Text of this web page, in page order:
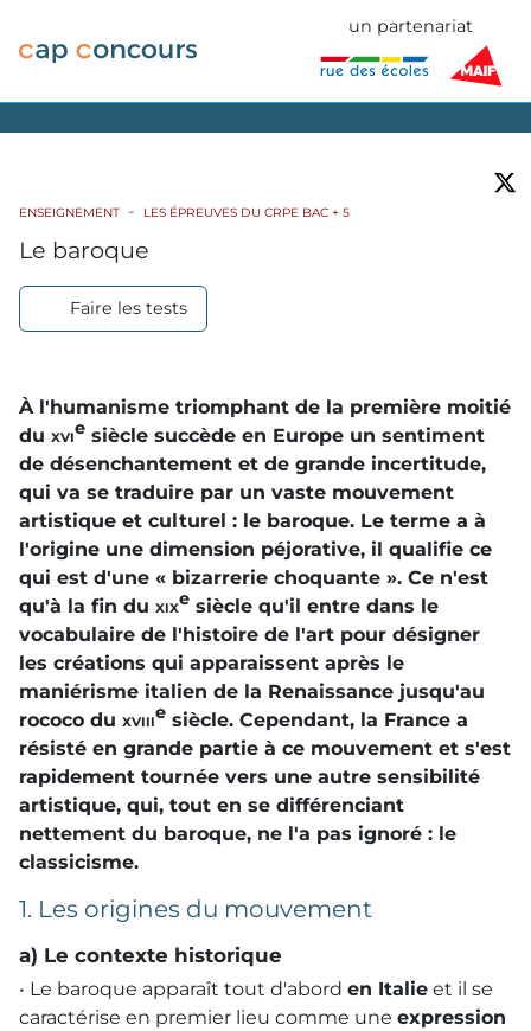
un partenariat
ENSEIGNEMENT LES ÉPREUVES DU CRPE BAC + 5
Le baroque
Faire les tests
À l'humanisme triomphant de la première moitié
du xvie siècle succède en Europe un sentiment
de désenchantement et de grande incertitude,
qui va se traduire par un vaste mouvement
artistique et culturel : le baroque. Le terme a à
l'origine une dimension péjorative, il qualifie ce
qui est d'une « bizarrerie choquante ». Ce n'est
qu'à la fin du xixe siècle qu'il entre dans le
vocabulaire de l'histoire de l'art pour désigner
les créations qui apparaissent après le
maniérisme italien de la Renaissance jusqu'au
rococo du xviiie siècle. Cependant, la France a
résisté en grande partie à ce mouvement et s'est
rapidement tournée vers une autre sensibilité
artistique, qui, tout en se différenciant
nettement du baroque, ne l'a pas ignoré : le
classicisme.
1. Les origines du mouvement
a) Le contexte historique
• Le baroque apparaît tout d'abord en Italie et il se
caractérise en premier lieu comme une expression